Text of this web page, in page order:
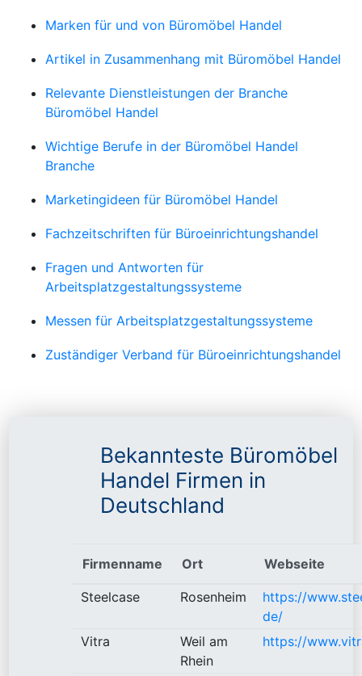
Marken für und von Büromöbel Handel
Artikel in Zusammenhang mit Büromöbel Handel
Relevante Dienstleistungen der Branche
Büromöbel Handel
Wichtige Berufe in der Büromöbel Handel
Branche
Marketingideen für Büromöbel Handel
Fachzeitschriften für Büroeinrichtungshandel
Fragen und Antworten für
Arbeitsplatzgestaltungssysteme
Messen für Arbeitsplatzgestaltungssysteme
Zuständiger Verband für Büroeinrichtungshandel
Bekannteste Büromöbel
Handel Firmen in
Deutschland
Firmenname Ort Webseite
Steelcase Rosenheim
https://
de/
Vitra
Weil am
Rhein
https://